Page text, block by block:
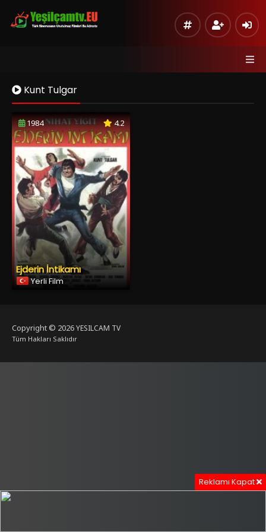
Kunt Tulgar
1984 4.2
Ejderin İntikamı
Yerli Film
Copyright © 2026YESILCAM TV
Tüm Hakları Saklıdır
Reklamı Kapat